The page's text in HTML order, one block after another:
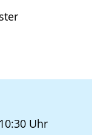
Uhr